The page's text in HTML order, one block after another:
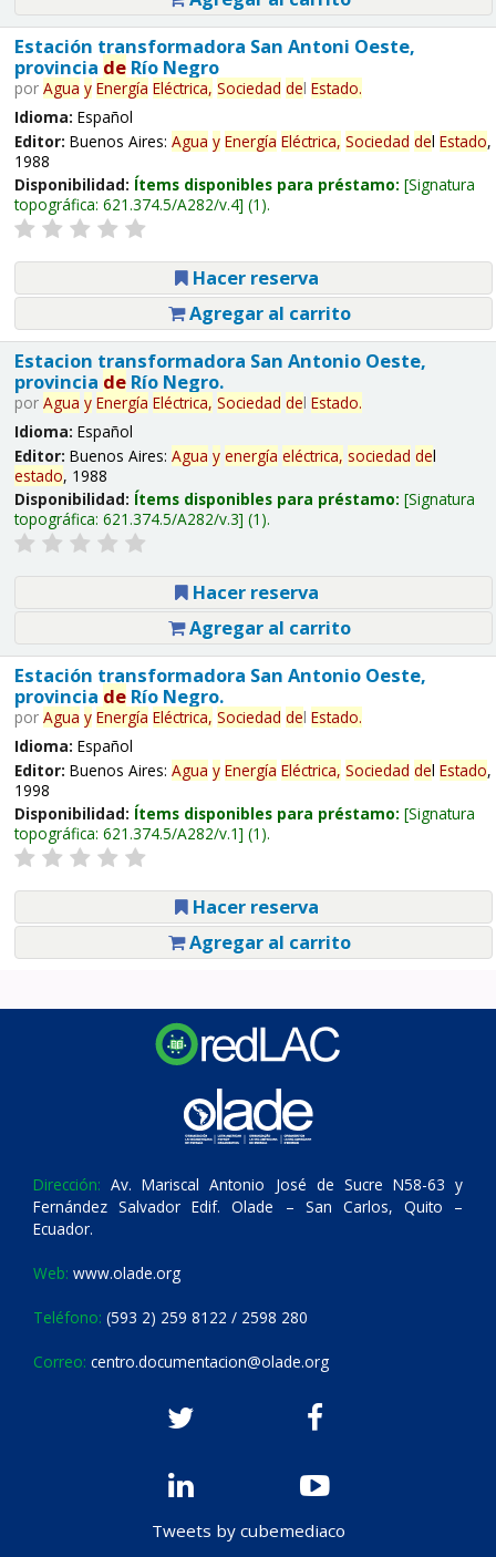
Estación transformadora San Antoni Oeste,
provincia deRío Negro
por Agua y Energía Eléctrica, Sociedad del Estado.
Idioma: Español
Editor: Buenos Aires: Agua y Energía Eléctrica, Sociedad del Estado,
1988
Disponibilidad: Ítems disponibles para préstamo: Signatura
topográfica: 621.374.5/A282/v.4 (1).
Hacer reserva
Agregar al carrito
Estacion transformadora San Antonio Oeste,
provincia deRío Negro.
por Agua y Energía Eléctrica, Sociedad del Estado.
Idioma: Español
Editor: Buenos Aires: Agua y energía eléctrica, sociedad del
estado, 1988
Disponibilidad: Ítems disponibles para préstamo: Signatura
topográfica: 621.374.5/A282/v.3 (1).
Hacer reserva
Agregar al carrito
Estación transformadora San Antonio Oeste,
provincia deRío Negro.
por Agua y Energía Eléctrica, Sociedad del Estado.
Idioma: Español
Editor: Buenos Aires: Agua y Energía Eléctrica, Sociedad del Estado,
1998
Disponibilidad: Ítems disponibles para préstamo: Signatura
topográfica: 621.374.5/A282/v.1 (1).
Hacer reserva
Agregar al carrito
Dirección: Av. Mariscal Antonio José de Sucre N58-63 y
Fernández Salvador Edif. Olade – San Carlos, Quito –
Ecuador.
Web: www.olade.org
Teléfono: (593 2) 259 8122 / 2598 280
Correo: centro.documentacion@olade.org
Tweets by cubemediaco